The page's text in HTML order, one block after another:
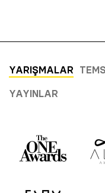
YARIŞMALAR
YAYINLAR